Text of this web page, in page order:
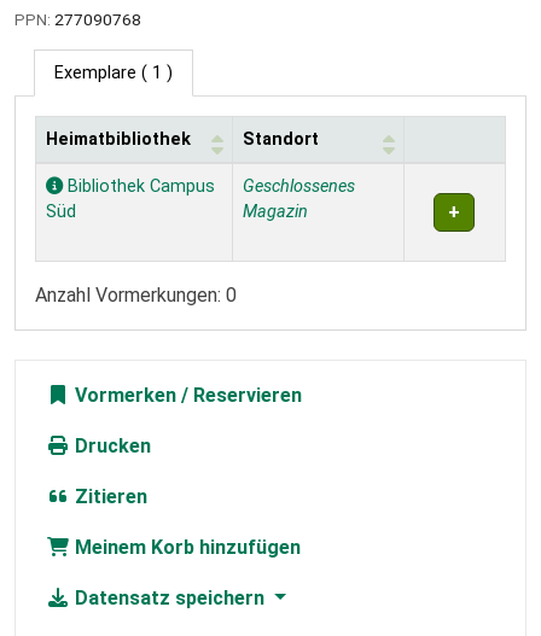
PPN: 277090768
Exemplare ( 1 )
Exemplare
Heimatbibliothek Standort
Bibliothek Campus
Süd
Geschlossenes
Magazin
Anzahl Vormerkungen: 0
Vormerken
Drucken
Zitieren
Meinem Korb hinzufügen
Datensatz speichern